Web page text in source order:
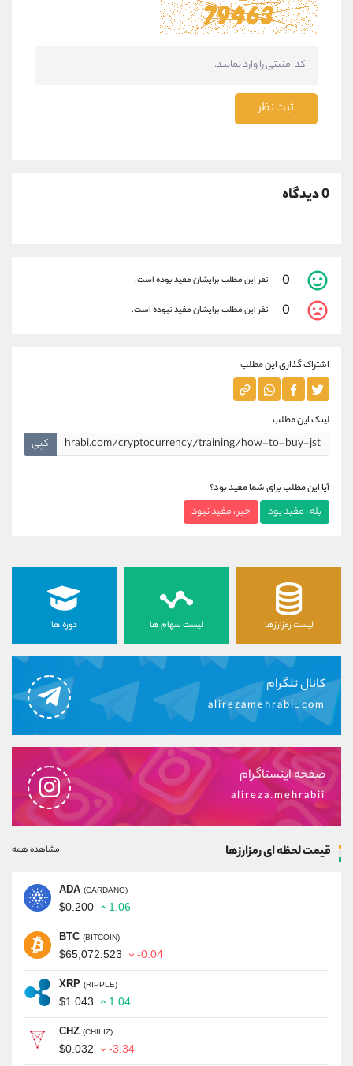
ثبت نظر
0 دیدگاه
0 نفر این مطلب برایشان مفید بوده است.
0 نفر این مطلب برایشان مفید نبوده است.
اشتراک گذاری این مطلب
لینک این مطلب
کپی
آیا این مطلب برای شما مفید بود؟
بله ، مفید بود خیر ، مفید نبود
لیست رمزارزها لیست سهام ها دوره ها
کانال تلگرام
alirezamehrabi_com
صفحه اینستاگرام
alireza.mehrabii
قیمت لحظه ای رمزارزها مشاهده همه
ADA (CARDANO)
$0.200 1.06
BTC (BITCOIN)
$65,072.523 -0.04
XRP (RIPPLE)
$1.043 1.04
CHZ (CHILIZ)
$0.032 -3.34